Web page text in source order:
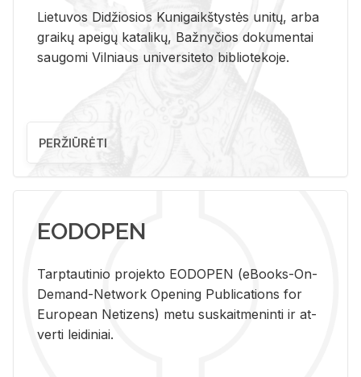
Lietuvos Didžiosios Kunigaikštystės unitų, arba
graikų apeigų katalikų, Bažnyčios dokumentai
saugomi Vilniaus universiteto bibliotekoje.
PERŽIŪRĖTI
EODOPEN
Tarp­tau­ti­nio pro­jek­to EO­DO­PEN (eBo­oks-On-
De­mand-Ne­twork Ope­ning Pub­li­ca­tions for
Eu­ro­pe­an Ne­ti­zens) metu su­skait­me­nin­ti ir at­
ver­ti lei­di­niai.